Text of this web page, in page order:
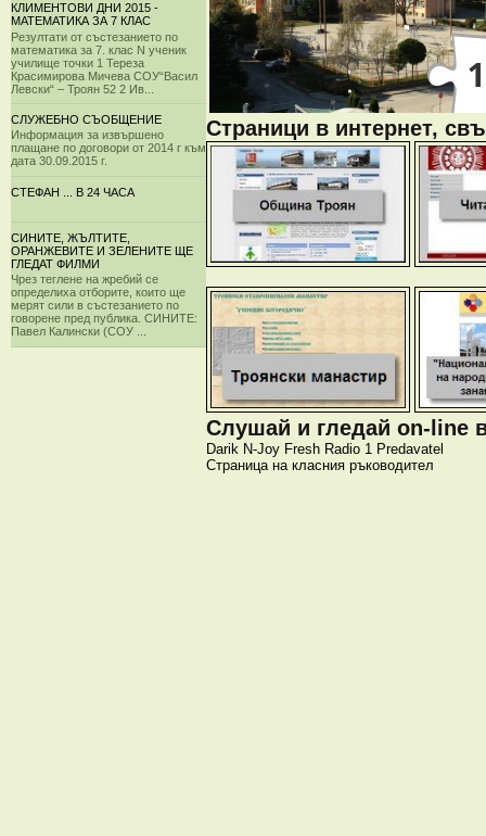
КЛИМЕНТОВИ ДНИ 2015 -
МАТЕМАТИКА ЗА 7 КЛАС
Резултати от състезанието по
математика за 7. клас N ученик
училище точки 1 Тереза
Красимирова Мичева СОУ“Васил
Левски“ – Троян 52 2 Ив...
СЛУЖЕБНО СЪОБЩЕНИЕ
Информация за извършено
плащане по договори от 2014 г към
дата 30.09.2015 г.
СТЕФАН ... В 24 ЧАСА
СИНИТЕ, ЖЪЛТИТЕ,
ОРАНЖЕВИТЕ И ЗЕЛЕНИТЕ ЩЕ
ГЛЕДАТ ФИЛМИ
Чрез теглене на жребий се
определиха отборите, които ще
мерят сили в състезанието по
говорене пред публика. СИНИТЕ:
Павел Калински (СОУ ...
Страници в интернет,
Слушай и гледай on-line
Darik N-Joy Fresh Radio 1 Predavatel
Страница на класния ръководител